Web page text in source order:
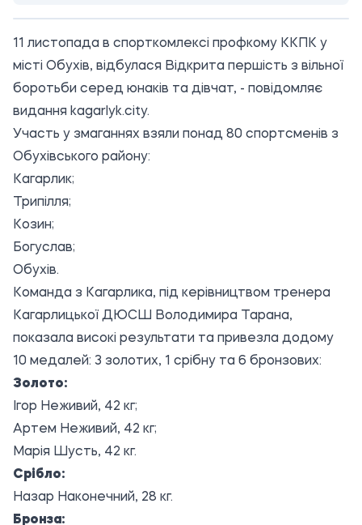
11 листопада в спорткомлексі профкому ККПК у
місті Обухів, відбулася Відкрита першість з вільної
боротьби серед юнаків та дівчат, - повідомляє
видання kagarlyk.city.
Участь у змаганнях взяли понад 80 спортсменів з
Обухівського району:
Кагарлик;
Трипілля;
Козин;
Богуслав;
Обухів.
Команда з Кагарлика, під керівництвом тренера
Кагарлицької ДЮСШ Володимира Тарана,
показала високі результати та привезла додому
10 медалей: 3 золотих, 1 срібну та 6 бронзових:
Золото:
Ігор Неживий, 42 кг;
Артем Неживий, 42 кг;
Марія Шусть, 42 кг.
Срібло:
Назар Наконечний, 28 кг.
Бронза: